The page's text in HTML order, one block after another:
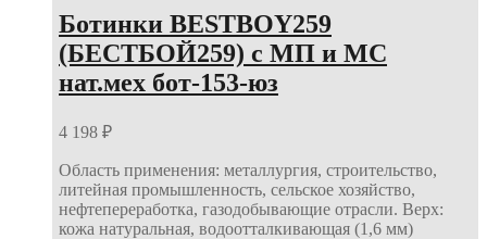
Ботинки BESTBOY259
(БЕСТБОЙ259) с МП и МС
нат.мех бот-153-юз
4 198 ₽
Область применения: металлургия, строительство,
литейная промышленность, сельское хозяйство,
нефтепереработка, газодобывающие отрасли. Верх:
кожа натуральная, водоотталкивающая (1,6 мм)